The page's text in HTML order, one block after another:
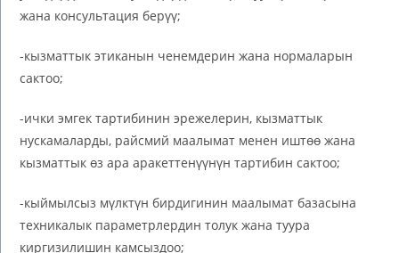
жана консультация берүү;
-кызматтык этиканын ченемдерин жана нормаларын
сактоо;
-ички эмгек тартибинин эрежелерин, кызматтык
нускамаларды, райсмий маалымат менен иштөө жана
кызматтык өз ара аракеттенүүнүн тартибин сактоо;
-кыймылсыз мүлктүн бирдигинин маалымат базасына
техникалык параметрлердин толук жана туура
киргизилишин камсыздоо;